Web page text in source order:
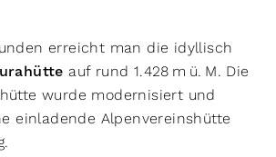
erreicht man die idyllisch
auf rund 1.428 m ü. M. Die
wurde modernisiert und
einladende Alpenvereinshütte